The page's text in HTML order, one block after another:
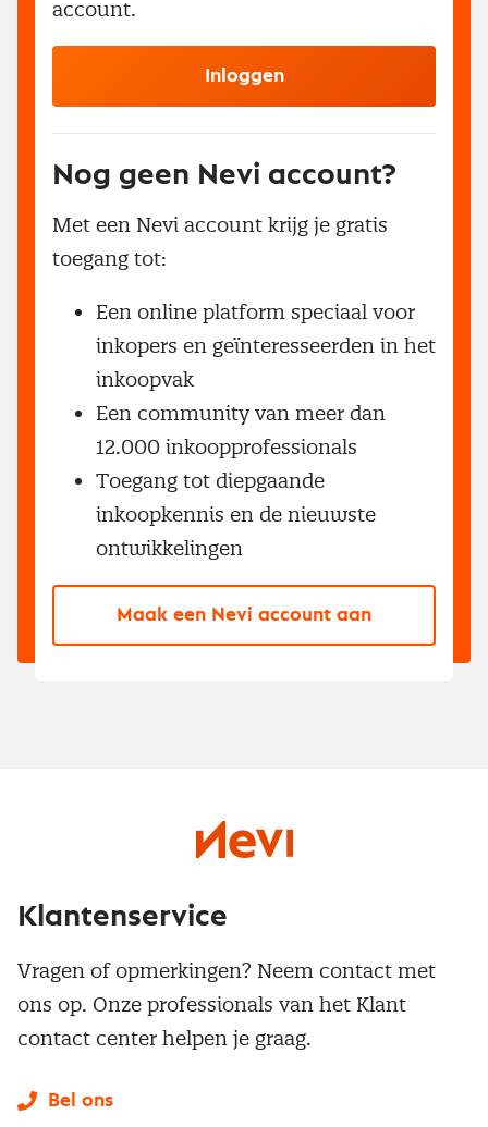
account.
Inloggen
Nog geen Nevi account?
Met een Nevi account krijg je gratis
toegang tot:
Een online platform speciaal voor
inkopers en geïnteresseerden in het
inkoopvak
Een community van meer dan
12.000 inkoopprofessionals
Toegang tot diepgaande
inkoopkennis en de nieuwste
ontwikkelingen
Maak een Nevi account aan
Klantenservice
Vragen of opmerkingen? Neem contact met
ons op. Onze professionals van het Klant
contact center helpen je graag.
Bel ons